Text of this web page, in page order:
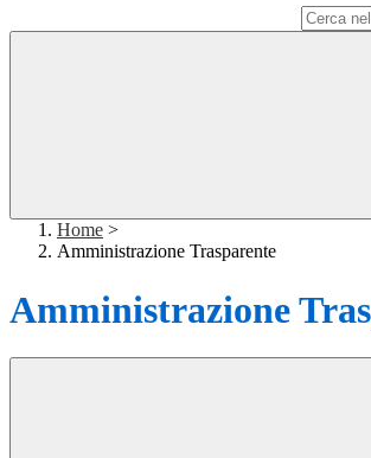
Home >
Amministrazione Trasparente
Amministrazione